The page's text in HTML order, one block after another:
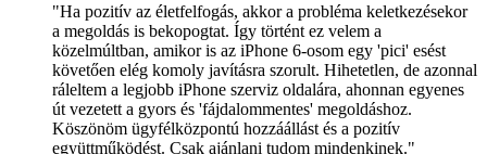
"Ha pozitív az életfelfogás, akkor a probléma keletkezésekor
a megoldás is bekopogtat. Így történt ez velem a
közelmúltban, amikor is az iPhone 6-osom egy 'pici' esést
követően elég komoly javításra szorult. Hihetetlen, de azonnal
ráleltem a legjobb iPhone szerviz oldalára, ahonnan egyenes
út vezetett a gyors és 'fájdalommentes' megoldáshoz.
Köszönöm ügyfélközpontú hozzáállást és a pozitív
együttműködést. Csak ajánlani tudom mindenkinek."